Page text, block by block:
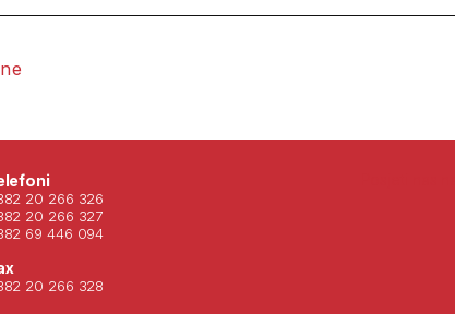
20 266 326
20 266 327
69 446 094
20 266 328